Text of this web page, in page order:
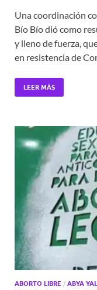
Una coordinación
Bío Bío dió como
y lleno de fuerza,
en resistencia de
LEER MÁS
ABORTO LIBRE / ABYA